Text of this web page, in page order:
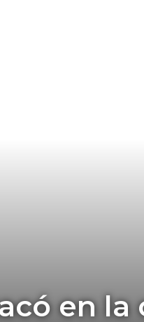
en la